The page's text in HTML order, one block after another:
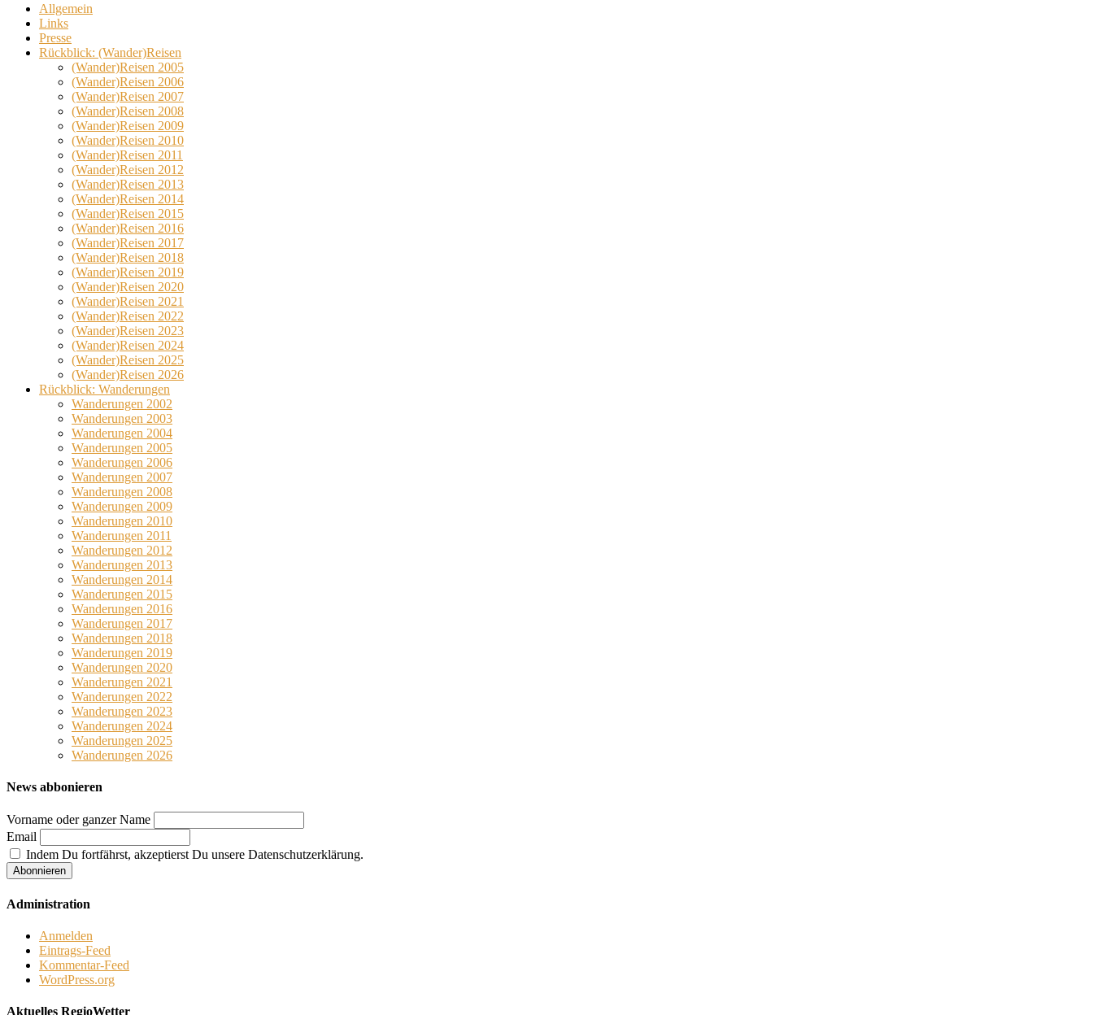
Allgemein
Links
Presse
Rückblick: (Wander)Reisen
(Wander)Reisen 2005
(Wander)Reisen 2006
(Wander)Reisen 2007
(Wander)Reisen 2008
(Wander)Reisen 2009
(Wander)Reisen 2010
(Wander)Reisen 2011
(Wander)Reisen 2012
(Wander)Reisen 2013
(Wander)Reisen 2014
(Wander)Reisen 2015
(Wander)Reisen 2016
(Wander)Reisen 2017
(Wander)Reisen 2018
(Wander)Reisen 2019
(Wander)Reisen 2020
(Wander)Reisen 2021
(Wander)Reisen 2022
(Wander)Reisen 2023
(Wander)Reisen 2024
(Wander)Reisen 2025
(Wander)Reisen 2026
Rückblick: Wanderungen
Wanderungen 2002
Wanderungen 2003
Wanderungen 2004
Wanderungen 2005
Wanderungen 2006
Wanderungen 2007
Wanderungen 2008
Wanderungen 2009
Wanderungen 2010
Wanderungen 2011
Wanderungen 2012
Wanderungen 2013
Wanderungen 2014
Wanderungen 2015
Wanderungen 2016
Wanderungen 2017
Wanderungen 2018
Wanderungen 2019
Wanderungen 2020
Wanderungen 2021
Wanderungen 2022
Wanderungen 2023
Wanderungen 2024
Wanderungen 2025
Wanderungen 2026
News abbonieren
Vorname oder ganzer Name
Email
Indem Du fortfährst, akzeptierst Du unsere Datenschutzerklärung.
Administration
Anmelden
Eintrags-Feed
Kommentar-Feed
WordPress.org
Aktuelles RegioWetter